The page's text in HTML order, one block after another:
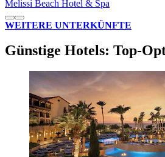
Melissi Beach Hotel & Spa
WEITERE UNTERKÜNFTE
Günstige Hotels: Top-